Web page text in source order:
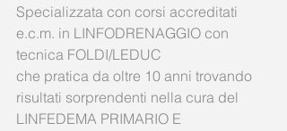
Specializzata con corsi accreditati
e.c.m. in LINFODRENAGGIO con
tecnica FOLDI/LEDUC
che pratica da oltre 10 anni trovando
risultati sorprendenti nella cura del
LINFEDEMA PRIMARIO E